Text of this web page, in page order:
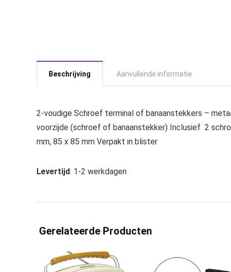
Beschrijving Aanvullende informatie
2-voudige Schroef terminal of banaanstekkers –
voorzijde (schroef of banaanstekker) Inclusief 2
mm, 85 x 85 mm Verpakt in blister
Levertijd: 1-2 werkdagen
Gerelateerde Producten